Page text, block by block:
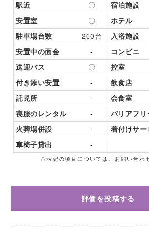
駅近 〇 宿泊施設
安置室
〇 ホテル
駐車場台数
200台 入浴施設
安置中の面会
- コンビニ
送迎バス
〇 控室
付き添い安置
- 飲食店
託児所
- 会食室
喪服のレンタル
- バリアフリ
火葬場併設
- 着付けサー
車椅子貸出
-
△表記の項目については、お問い合わ
評価を投稿する